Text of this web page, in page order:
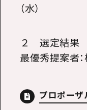
（水）
２ 選定結果
最優秀提案者
プロポーザ